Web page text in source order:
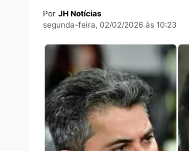
Os três se apresentam
Por JH Notícias
segunda-feira, 02/02/2026 às